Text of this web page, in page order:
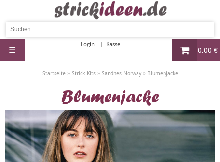
0,00 €
Login Kasse
☰
Startseite» Strick-Kits» Sandnes Norway» Blumenjacke
Blumenjacke